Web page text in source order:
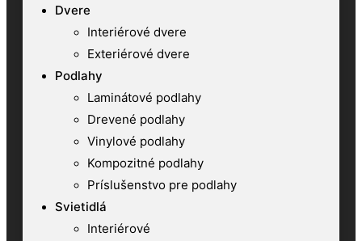
Dvere
Interiérové dvere
Exteriérové dvere
Podlahy
Laminátové podlahy
Drevené podlahy
Vinylové podlahy
Kompozitné podlahy
Príslušenstvo pre podlahy
Svietidlá
Interiérové